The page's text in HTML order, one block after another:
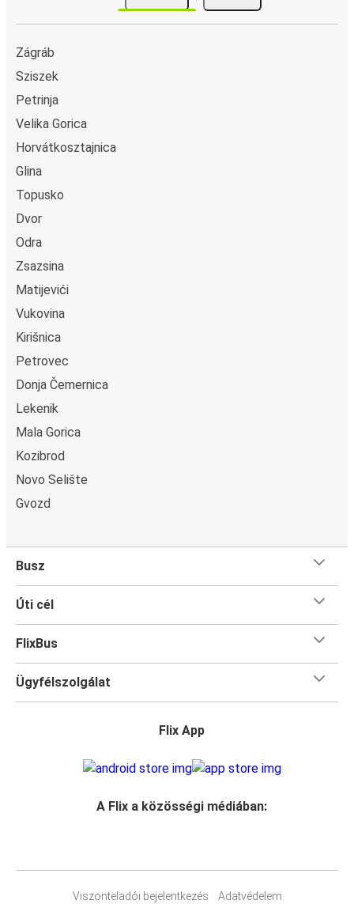
Zágráb
Sziszek
Petrinja
Velika Gorica
Horvátkosztajnica
Glina
Topusko
Dvor
Odra
Zsazsina
Matijevići
Vukovina
Kirišnica
Petrovec
Donja Čemernica
Lekenik
Mala Gorica
Kozibrod
Novo Selište
Gvozd
Busz
Úti cél
FlixBus
Ügyfélszolgálat
Flix App
A Flix a közösségi médiában:
Viszonteladói bejelentkezés Adatvédelem